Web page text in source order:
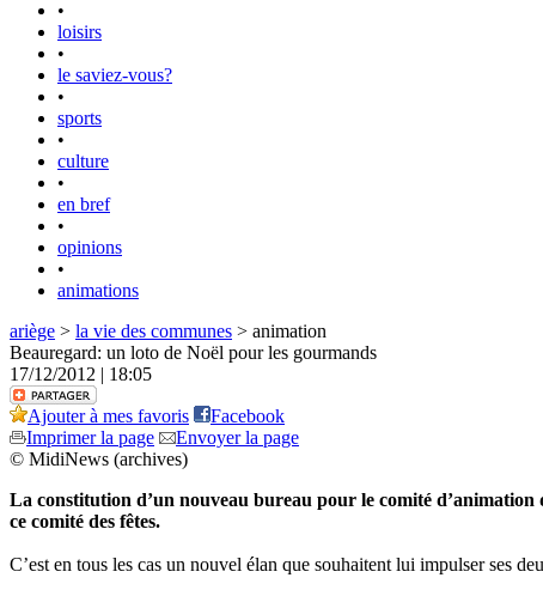
•
loisirs
•
le saviez-vous?
•
sports
•
culture
•
en bref
•
opinions
•
animations
ariège > la vie des communes > animation
Beauregard: un loto de Noël pour les gourmands
17/12/2012 | 18:05
Ajouter à mes favoris
Facebook
Imprimer la page
Envoyer la page
© MidiNews (archives)
La constitution d’un nouveau bureau pour le comité
ce comité des fêtes.
C’est en tous les cas un nouvel élan que souhaitent lui impulser ses